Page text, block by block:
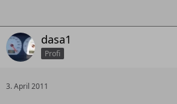
dasa1
Profi
3. April 2011